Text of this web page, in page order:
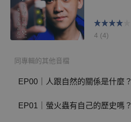
4 (4)
同專輯的其他音檔
EP00｜人跟自然的關係是什麼？